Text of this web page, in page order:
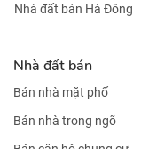
Nhà đất bán Hà Đông
Nhà đất bán
Bán nhà mặt phố
Bán nhà trong ngõ